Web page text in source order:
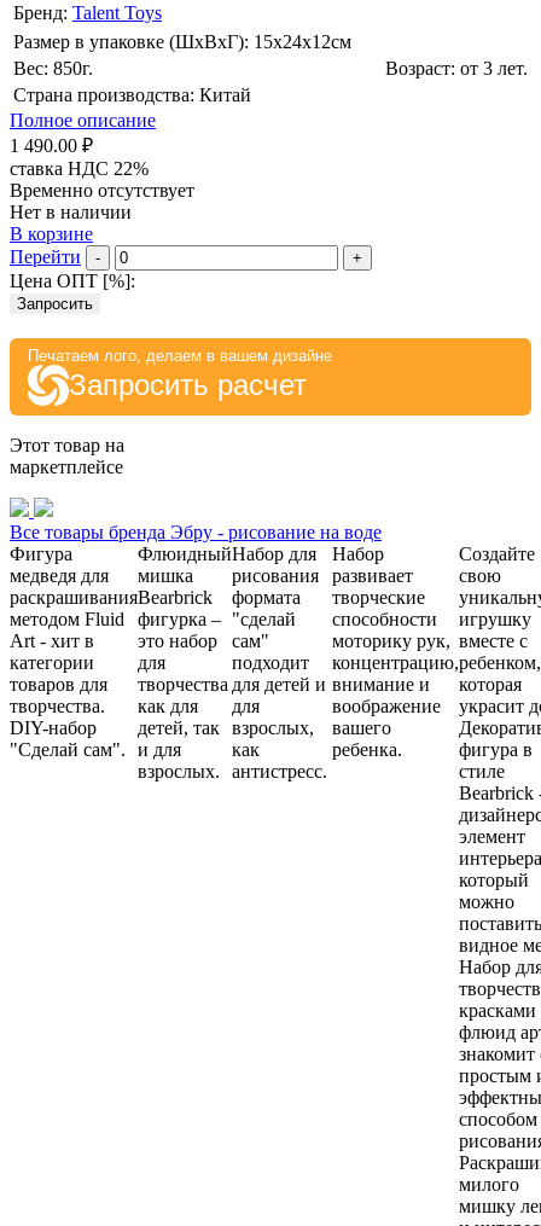
Бренд: Talent Toys
Размер в упаковке (ШхВxГ): 15х24х12cм
Вес: 850г.
Возраст: от 3 лет.
Страна производства: Китай
Полное описание
1 490.00 ₽
ставка НДС 22%
Временно отсутствует
Нет в наличии
В корзине
Перейти
- +
Цена ОПТ [%]:
Запросить
Печатаем лого, делаем в вашем дизайне
Запросить расчет
Этот товар на
маркетплейсе
Все товары бренда Эбру - рисование на воде
Фигура
медведя для
раскрашивания
методом Fluid
Art - хит в
категории
товаров для
творчества.
DIY-набор
"Сделай сам".
Флюидный
мишка
Bearbrick
фигурка –
это набор
для
творчества
как для
детей, так
и для
взрослых.
Набор для
рисования
формата
"сделай
сам"
подходит
для детей и
для
взрослых,
как
антистресс.
Набор
развивает
творческие
способности
моторику рук,
концентрацию,
внимание и
воображение
вашего
ребенка.
Создайте
свою
игрушку
вместе с
ребенком,
которая
украсит
фигура в
стиле
Bearbrick
элемент
который
можно
видное
Набор
красками
флюид
знакомит
простым
способом
милого
мишку